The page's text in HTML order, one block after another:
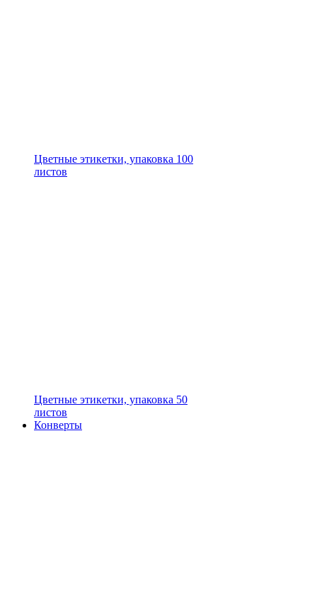
Цветные этикетки, упаковка 100
листов
Цветные этикетки, упаковка 50
листов
Конверты